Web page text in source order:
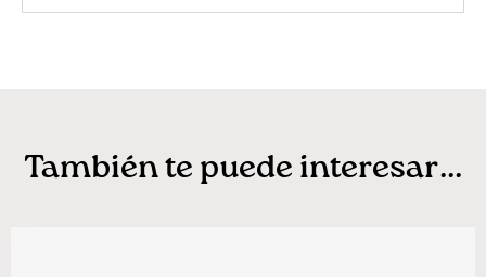
También te puede interesar...